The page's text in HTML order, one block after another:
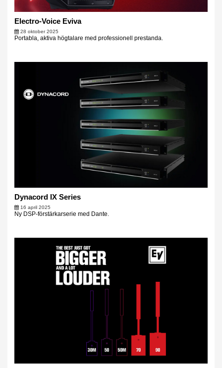
Electro-Voice Eviva
28 oktober 2025
Portabla, aktiva högtalare med professionell prestanda.
Dynacord IX Series
16 april 2025
Ny DSP-förstärkarserie med Dante.